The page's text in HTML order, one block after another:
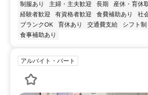
制服あり 主婦・主夫歓迎 長期 産休・育休
経験者歓迎
有資格者歓迎 食費補助あり 社
ブランクOK
育休あり 交通費支給 シフト制
食事補助あり
アルバイト・パート